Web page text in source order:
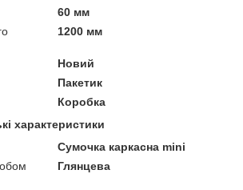
60 мм
1200 мм
Новий
Пакетик
Коробка
характеристики
Сумочка каркасна mini
Глянцева